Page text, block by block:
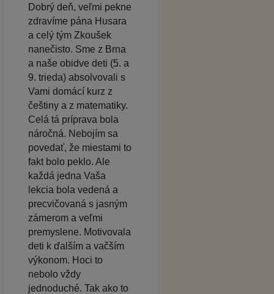
Dobrý deň, veľmi pekne
zdravíme pána Husara
a celý tým Zkoušek
nanečisto. Sme z Brna
a naše obidve deti (5. a
9. trieda) absolvovali s
Vami domácí kurz z
češtiny a z matematiky.
Celá tá príprava bola
náročná. Nebojím sa
povedať, že miestami to
fakt bolo peklo. Ale
každá jedna Vaša
lekcia bola vedená a
precvičovaná s jasným
zámerom a veľmi
premyslene. Motivovala
deti k ďalším a vačším
výkonom. Hoci to
nebolo vždy
jednoduché. Tak ako to